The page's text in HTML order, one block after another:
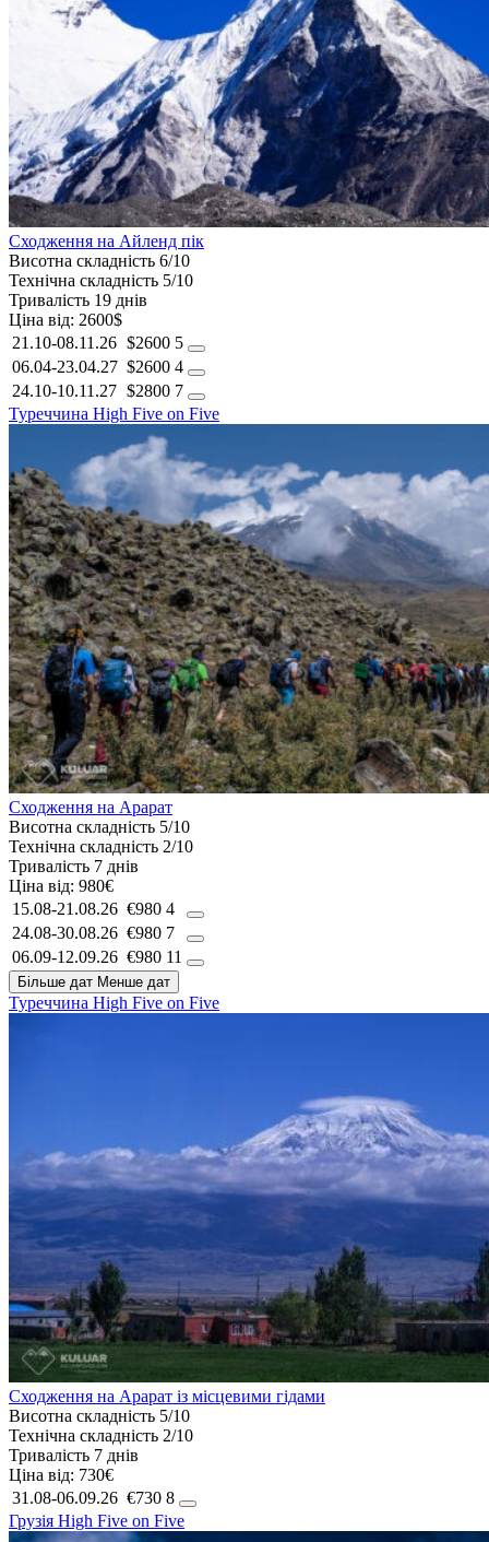
Сходження на Айленд пік
Висотна складність 6/10
Технічна складність 5/10
Тривалість 19 днів
Ціна від: 2600$
21.10-08.11.26 $2600 5
06.04-23.04.27 $2600 4
24.10-10.11.27 $2800 7
Туреччина High Five on Five
Сходження на Арарат
Висотна складність 5/10
Технічна складність 2/10
Тривалість 7 днів
Ціна від: 980€
15.08-21.08.26 €980 4
24.08-30.08.26 €980 7
06.09-12.09.26 €980 11
Більше дат Менше дат
Туреччина High Five on Five
Сходження на Арарат із місцевими гідами
Висотна складність 5/10
Технічна складність 2/10
Тривалість 7 днів
Ціна від: 730€
31.08-06.09.26 €730 8
Грузія High Five on Five